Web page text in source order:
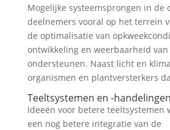
Mogelijke systeemsprongen in de
deelnemers vooral op het terrein
de optimalisatie van
ontwikkeling en weerbaarheid
ondersteunen. Naast licht en
organismen en plantversterkers
Teeltsystemen en -handelingen
Ideeën voor betere teeltsystemen
een nog betere integratie van de